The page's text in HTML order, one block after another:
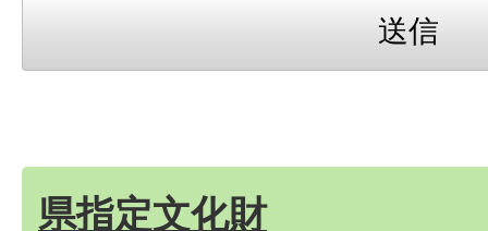
県指定文化財